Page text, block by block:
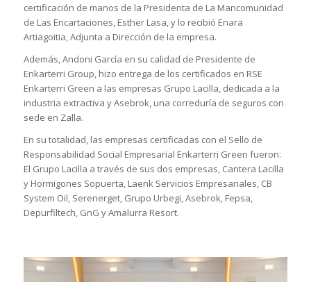
certificación de manos de la Presidenta de La Mancomunidad
de Las Encartaciones, Esther Lasa, y lo recibió Enara
Artiagoitia, Adjunta a Dirección de la empresa.
Además, Andoni García en su calidad de Presidente de
Enkarterri Group, hizo entrega de los certificados en RSE
Enkarterri Green a las empresas Grupo Lacilla, dedicada a la
industria extractiva y Asebrok, una correduría de seguros con
sede en Zalla.
En su totalidad, las empresas certificadas con el Sello de
Responsabilidad Social Empresarial Enkarterri Green fueron:
El Grupo Lacilla a través de sus dos empresas, Cantera Lacilla
y Hormigones Sopuerta, Laenk Servicios Empresariales, CB
System Oil, Serenerget, Grupo Urbegi, Asebrok, Fepsa,
Depurfiltech, GnG y Amalurra Resort.